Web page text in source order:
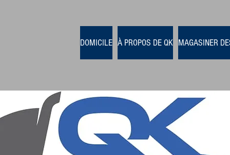
DOMICILE À PROPOS DE QK MAGASINER